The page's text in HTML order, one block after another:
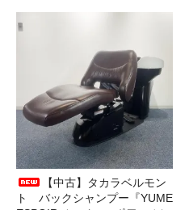
【中古】タカラベルモン
ト バックシャンプー『YUME